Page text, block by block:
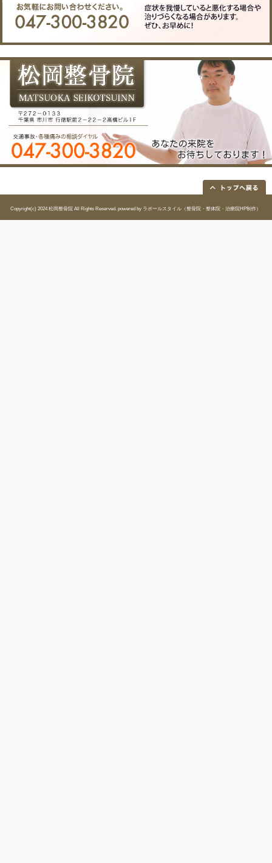
FAX 047-300-3821
EMAIL
院長 松岡 良一